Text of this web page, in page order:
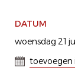
DATUM
woensdag 21
toevoegen